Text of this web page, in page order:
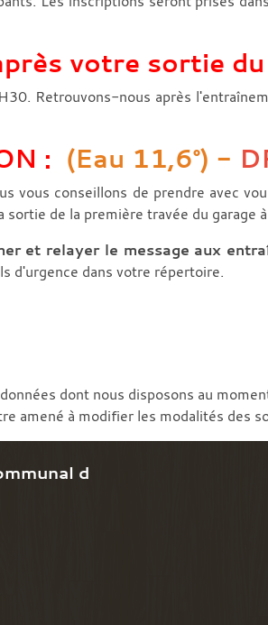
votre sortie
Retrouvons-nous après
: (Eau 11,6°) -
vous conseillons de prendre avec
de la première travée du garage
et relayer le message aux
d'urgence dans votre répertoire.
dont nous disposons au
amené à modifier les modalités des
d